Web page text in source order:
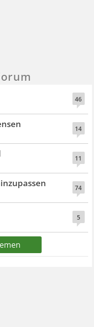
46
14
11
74
5